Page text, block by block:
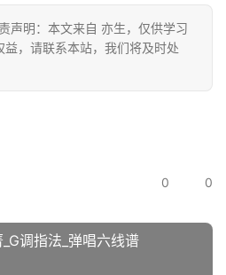
声明：本文来自 亦生，仅供学习
，请联系本站，我们将及时处
0 0
调指法_弹唱六线谱